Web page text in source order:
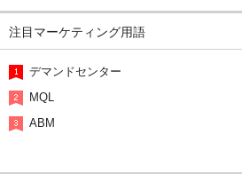
注目マーケティング用語
デマンドセンター
MQL
ABM